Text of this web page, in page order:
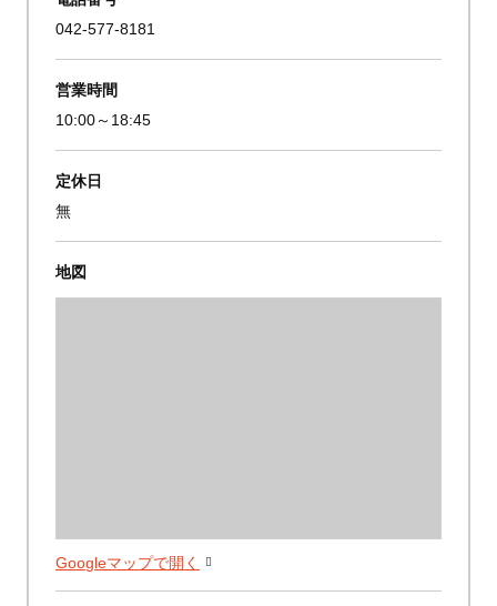
042-577-8181
営業時間
10:00～18:45
定休日
無
地図
Googleマップで開く